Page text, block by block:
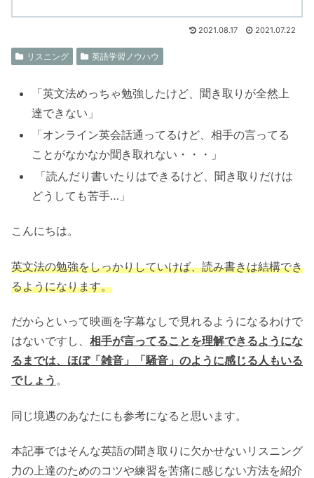
2021.08.17 2021.07.22
リスニング 英語学習ノウハウ
「英文法めっちゃ勉強したけど、聞き取りが全然上
達できない」
「オンライン英会話通ってるけど、相手の言ってる
ことがなかなか聞き取れない・・・」
「読んだり書いたりはできるけど、聞き取りだけは
どうしても苦手…」
こんにちは。
英文法の勉強をしっかりしていけば、読み書きは結構でき
るようになります。
だからといって映画を字幕なしで見れるようになるわけで
はないですし、 相手が言ってることを理解できるようにな
るまでは、ほぼ「雑音」「騒音」のように感じる人もいる
でしょう 。
同じ境遇のあなたにも参考になると思います。
本記事ではそんな英語の聞き取りに欠かせないリスニング
力の上達のためのコツや練習を苦痛に感じない方法を紹介